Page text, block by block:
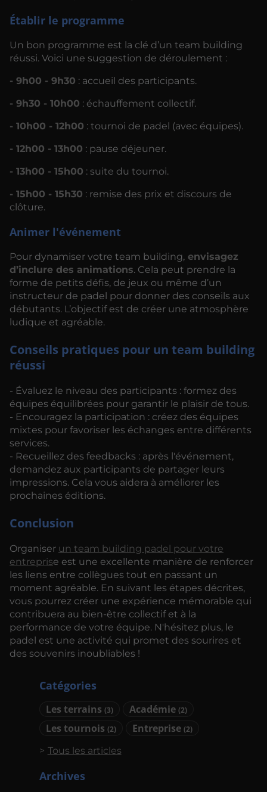
Catégories
Les terrains (3) Académie(2)
Les tournois (2) Entreprise(2)
Tous les articles
Archives
Établir le programme
Un bon programme est la clé d’un team building
réussi. Voici une suggestion de déroulement :
- 9h00 - 9h30 : accueil des participants.
- 9h30 - 10h00 : échauffement collectif.
- 10h00 - 12h00 : tournoi de padel (avec équipes).
- 12h00 - 13h00 : pause déjeuner.
- 13h00 - 15h00 : suite du tournoi.
- 15h00 - 15h30 : remise des prix et discours de
clôture.
Animer l'événement
Pour dynamiser votre team building, envisagez
d’inclure des animations. Cela peut prendre la
forme de petits défis, de jeux ou même d’un
instructeur de padel pour donner des conseils aux
débutants. L’objectif est de créer une atmosphère
ludique et agréable.
Conseils pratiques pour un team building
réussi
- Évaluez le niveau des participants : formez des
équipes équilibrées pour garantir le plaisir de tous.
- Encouragez la participation : créez des équipes
mixtes pour favoriser les échanges entre différents
services.
- Recueillez des feedbacks : après l'événement,
demandez aux participants de partager leurs
impressions. Cela vous aidera à améliorer les
prochaines éditions.
Conclusion
Organiser un team building padel pour votre
entreprise est une excellente manière de renforcer
les liens entre collègues tout en passant un
moment agréable. En suivant les étapes décrites,
vous pourrez créer une expérience mémorable qui
contribuera au bien-être collectif et à la
performance de votre équipe. N'hésitez plus, le
padel est une activité qui promet des sourires et
des souvenirs inoubliables !